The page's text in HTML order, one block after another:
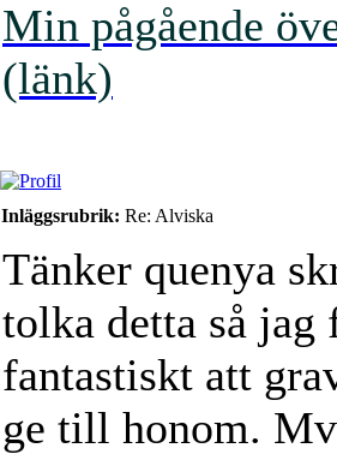
Min pågående
(länk)
Inläggsrubrik: Re: Alviska
Tänker quenya
tolka detta så jag
fantastiskt att
ge till honom.